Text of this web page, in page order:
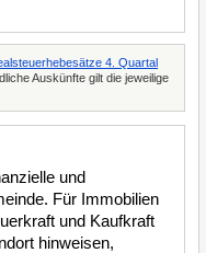
4. Quartal
Auskünfte gilt die jeweilige
und
Für Immobilien
und Kaufkraft
hinweisen,